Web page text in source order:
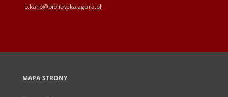
p.karp@biblioteka.zgora.pl
MAPA STRONY